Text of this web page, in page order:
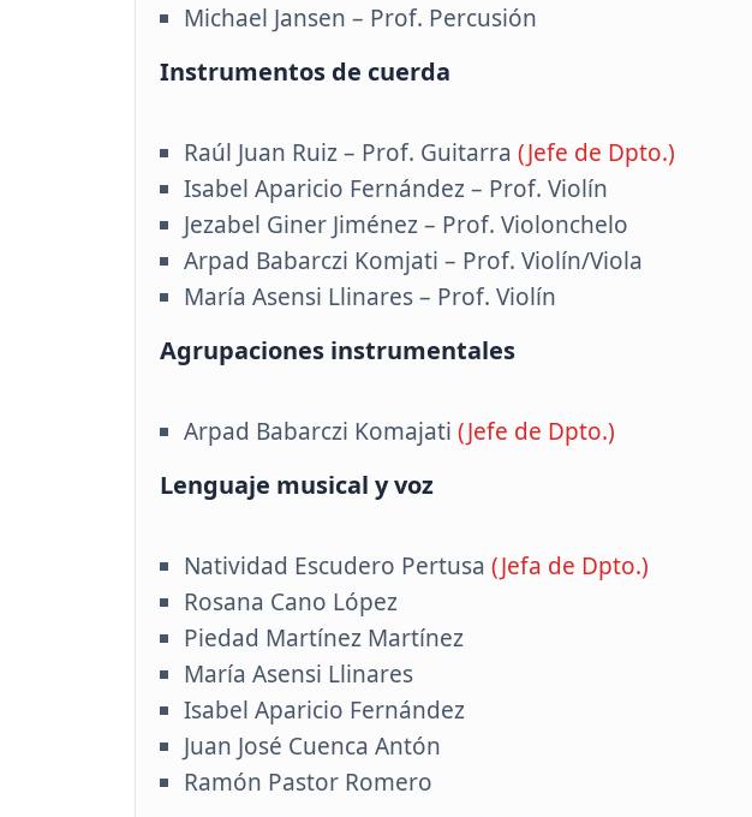
Michael Jansen – Prof. Percusión
Instrumentos de cuerda
Raúl Juan Ruiz – Prof. Guitarra (Jefe de Dpto.)
Isabel Aparicio Fernández – Prof. Violín
Jezabel Giner Jiménez – Prof. Violonchelo
Arpad Babarczi Komjati – Prof. Violín/Viola
María Asensi Llinares – Prof. Violín
Agrupaciones instrumentales
Arpad Babarczi Komajati (Jefe de Dpto.)
Lenguaje musical y voz
Natividad Escudero Pertusa (Jefa de Dpto.)
Rosana Cano López
Piedad Martínez Martínez
María Asensi Llinares
Isabel Aparicio Fernández
Juan José Cuenca Antón
Ramón Pastor Romero